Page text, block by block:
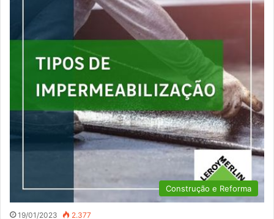
Construção e Reforma
19/01/2023 2.377